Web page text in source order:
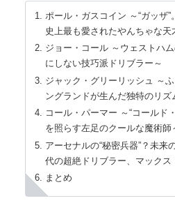
ポール・ガスコイン ～“ガッザ
史上最も愛されたやんちゃな天
ジョー・コール ～ウェストハ
にしない技巧派ドリブラー～
ジャック・グリーリッシュ ～
ングランドが生んだ独特のリズ
コール・パーマー ～“コールド
を照らす左足のクールな魔術師
アーセナルの“秘密兵器”？未来
代の超絶ドリブラー、マックス
まとめ